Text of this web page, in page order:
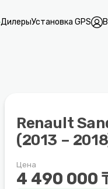
ДилерыУстановка GPS
Renault
(2013 –
Цена
4 490 000